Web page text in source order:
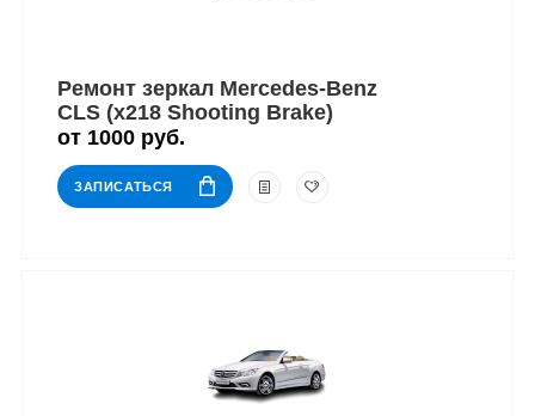
Ремонт зеркал Mercedes-Benz
CLS (x218 Shooting Brake)
от 1000 руб.
ЗАПИСАТЬСЯ